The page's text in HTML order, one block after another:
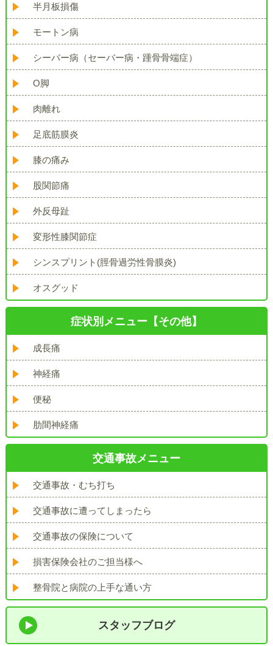
半月板損傷
モートン病
シーバー病（セーバー病・踵骨骨端症）
O脚
肉離れ
足底筋膜炎
膝の痛み
股関節痛
外反母趾
変形性膝関節症
シンスプリント(脛骨過労性骨膜炎)
オスグッド
症状別メニュー【その他】
成長痛
神経痛
便秘
肋間神経痛
交通事故メニュー
交通事故・むち打ち
交通事故に遭ってしまったら
交通事故の保険について
損害保険会社のご担当様へ
整骨院と病院の上手な通い方
スタッフブログ